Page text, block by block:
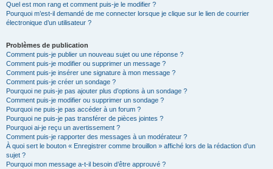
Quel est mon rang et comment puis-je le modifier ?
Pourquoi m’est-il demandé de me connecter lorsque je clique sur le lien de courrier
électronique d’un utilisateur ?
Problèmes de publication
Comment puis-je publier un nouveau sujet ou une réponse ?
Comment puis-je modifier ou supprimer un message ?
Comment puis-je insérer une signature à mon message ?
Comment puis-je créer un sondage ?
Pourquoi ne puis-je pas ajouter plus d’options à un sondage ?
Comment puis-je modifier ou supprimer un sondage ?
Pourquoi ne puis-je pas accéder à un forum ?
Pourquoi ne puis-je pas transférer de pièces jointes ?
Pourquoi ai-je reçu un avertissement ?
Comment puis-je rapporter des messages à un modérateur ?
À quoi sert le bouton « Enregistrer comme brouillon » affiché lors de la rédaction d’un
sujet ?
Pourquoi mon message a-t-il besoin d’être approuvé ?